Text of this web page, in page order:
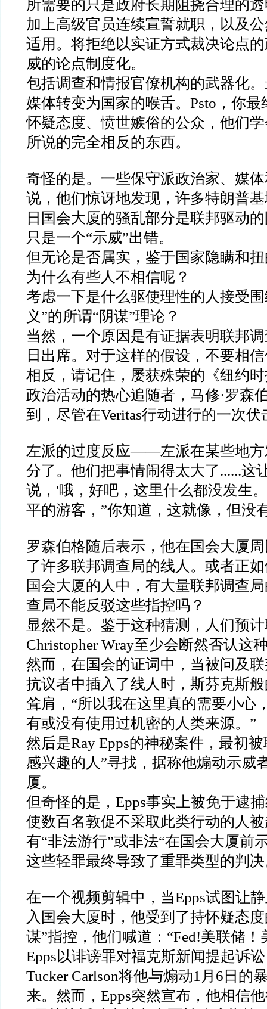
所需要的只是政府长期阻挠合理的
加上高级官员连续宣誓就职，以及
适用。将拒绝以实证方式裁决论点
威的论点制度化。
包括调查和情报官僚机构的武器化
媒体转变为国家的喉舌。 Psto ，你
怀疑态度、愤世嫉俗的公众，他们
所说的完全相反的东西。
奇怪的是。一些保守派政治家、媒
说，他们惊讶地发现，许多特朗普
日国会大厦的骚乱部分是联邦驱动
只是一个“示威”出错。
但无论是否属实，鉴于国家隐瞒和
为什么有些人不相信呢？
考虑一下是什么驱使理性的人接受
义”的所谓“ 阴谋”理论？
当然，一个原因是有证据表明联邦
日出席。对于这样的假设，不要相
相反，请记住，屡获殊荣的《纽约
政治活动的热心追随者，马修·罗森
到，尽管在Veritas行动进行的一次伏
左派的过度反应——左派在某些地
分了。他们把事情闹得太大了......这
说， '哦，好吧，这里什么都没发生。
平的游客， ”你知道，这就像，但没
罗森伯格随后表示，他在国会大厦
了许多联邦调查局的线人。或者正
国会大厦的人中，有大量联邦调查
查局不能反驳这些指控吗？
显然不是。鉴于这种猜测，人们预
Christopher Wray至少会断然否认这
然而，在国会的证词中，当被问及
抗议者中插入了线人时，斯芬克斯
耸肩， “所以我在这里真的需要小心
有或没有使用过机密的人类来源。 ”
然后是Ray Epps的神秘案件，最初
感兴趣的人”寻找，据称他煽动示威
厦。
但奇怪的是， Epps事实上被免于逮
使数百名敦促不采取此类行动的人
有“非法游行”或非法“在国会大厦前
这些轻罪最终导致了重罪类型的判
在一个视频剪辑中，当Epps试图让
入国会大厦时，他受到了持怀疑态
谋”指控，他们喊道： “Fed!美联储！
Epps以诽谤罪对福克斯新闻提起诉
Tucker Carlson将他与煽动1 月 6 日的
来。然而， Epps突然宣布，他相信